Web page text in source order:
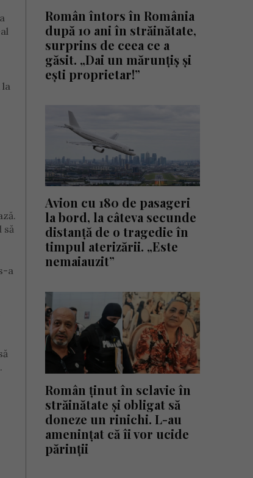
la
să
a
Român întors în România
după 10 ani în străinătate,
surprins de ceea ce a
găsit. „Dai un mărunțiș și
ești proprietar!”
Avion cu 180 de pasageri
la bord, la câteva secunde
distanță de o tragedie în
timpul aterizării. „Este
nemaiauzit”
Român ținut în sclavie în
străinătate și obligat să
doneze un rinichi. L-au
amenințat că îi vor ucide
părinții